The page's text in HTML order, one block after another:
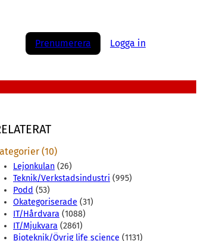
Prenumerera Logga in
(10)
Lejonkulan (26)
Teknik/Verkstadsindustri (995)
Podd (53)
Okategoriserade (31)
IT/Hårdvara (1088)
IT/Mjukvara (2861)
Bioteknik/Övrig life science (1131)